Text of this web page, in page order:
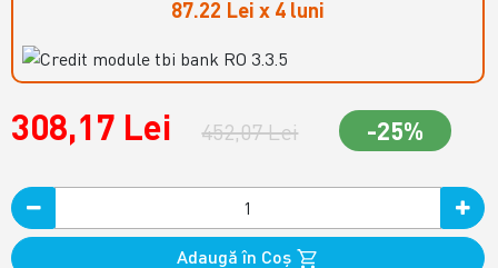
87.22 Lei x 4 luni
308,17 Lei 452,07 Lei -25%
Adaugă în Coş